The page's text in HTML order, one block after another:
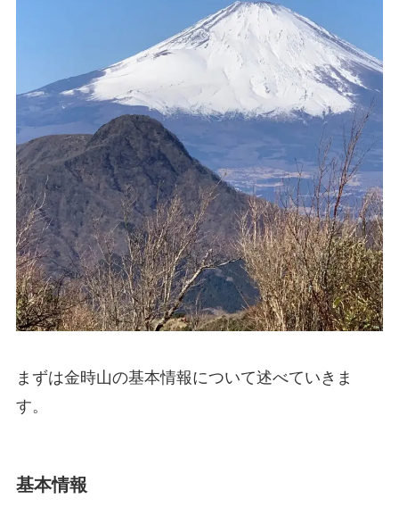
まずは金時山の基本情報について述べていきま
す。
基本情報